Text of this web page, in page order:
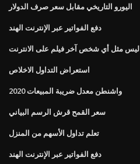
اليورو التاريخي مقابل سعر صرف الدولار
دفع الفواتير عبر الإنترنت الهند
ليس مثل أي شخص آخر فيلم على الانترنت
استعراض التداول الاخلاص
واشنطن معدل ضريبة المبيعات 2020
سعر القمح قرش الرسم البياني
تعلم تداول الأسهم من المنزل
دفع الفواتير عبر الإنترنت الهند